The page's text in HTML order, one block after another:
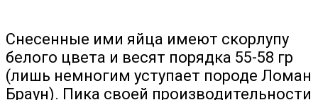
Снесенные ими яйца имеют скорлупу
белого цвета и весят порядка 55-58 гр
(лишь немногим уступает породе Ломан
Браун). Пика своей производительности